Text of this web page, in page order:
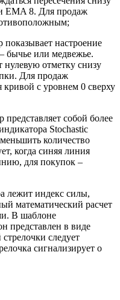
EMA 8. Для продаж
настроение
бычье или медвежье.
нулевую отметку снизу
Для продаж
кривой с уровнем 0 сверху
представляет собой более
Stochastic
количество
когда синяя линия
для покупок –
лежит индекс силы,
математический расчет
В шаблоне
представлен в виде
следует
сигнализирует о